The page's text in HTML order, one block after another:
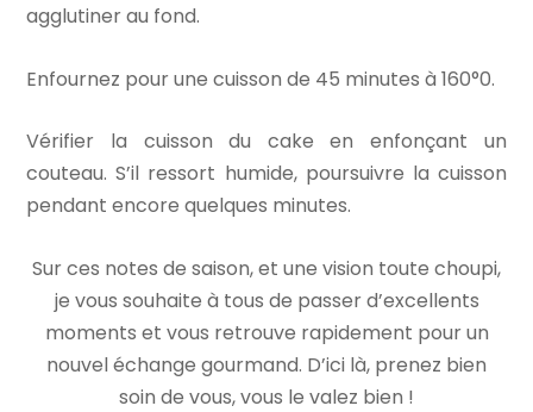
agglutiner au fond.
Enfournez pour une cuisson de 45 minutes à 160°0.
Vérifier la cuisson du cake en enfonçant un
couteau. S’il ressort humide, poursuivre la cuisson
pendant encore quelques minutes.
Sur ces notes de saison, et une vision toute choupi,
je vous souhaite à tous de passer d’excellents
moments et vous retrouve rapidement pour un
nouvel échange gourmand. D’ici là, prenez bien
soin de vous, vous le valez bien !